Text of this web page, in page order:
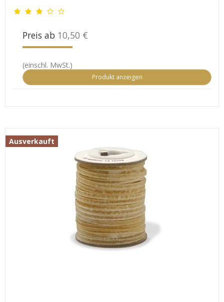
Preis ab 10,50 €
(einschl. MwSt.)
Produkt anzeigen
Ausverkauft